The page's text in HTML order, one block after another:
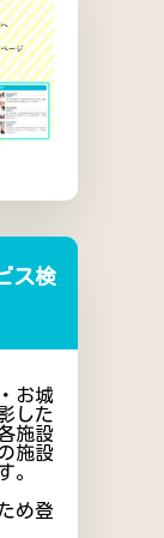
ス検
お城
した
施設
施設
。
め登